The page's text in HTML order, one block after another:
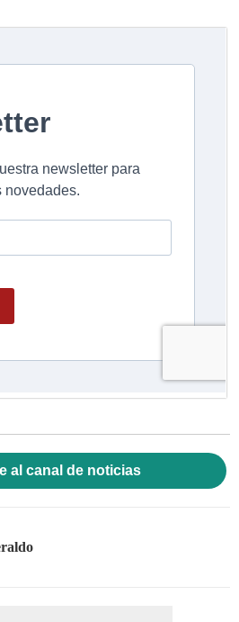
al canal de noticias